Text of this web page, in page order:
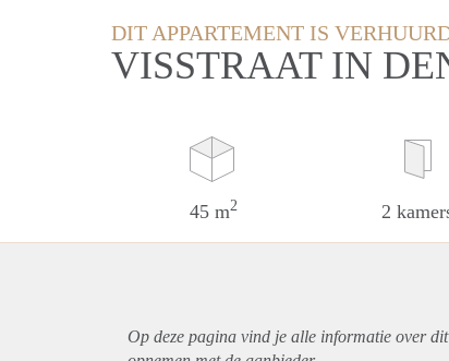
DIT APPARTEMENT IS
VISSTRAAT IN
45 m2 2
Op deze pagina vind je alle informatie over dit